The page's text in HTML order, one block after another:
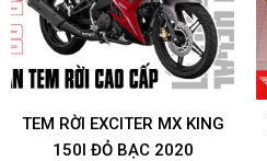
TEM RỜI EXCITER MX KING
150I ĐỎ BẠC 2020